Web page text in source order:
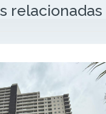
relacionadas